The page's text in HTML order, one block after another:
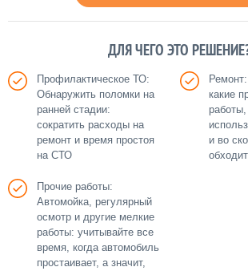
ДЛЯ ЧЕГО ЭТО
Профилактическое ТО:
Обнаружить поломки на
ранней стадии:
сократить расходы на
ремонт и время простоя
на СТО
какие
работы,
и во
Прочие работы:
Автомойка, регулярный
осмотр и другие мелкие
работы: учитывайте все
время, когда автомобиль
простаивает, а значит,